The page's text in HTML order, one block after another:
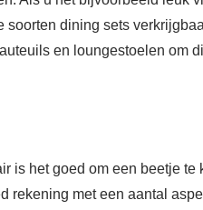
dining sets
en loungestoelen om
is het goed om een beetje
rekening met een aantal